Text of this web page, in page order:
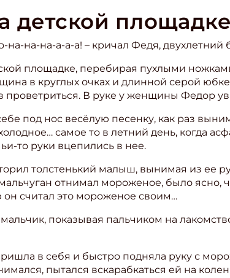
детской площадке
на-на-а-а-а! – кричал Федя,
площадке, перебирая пухлыми
в круглых очках и длинной серой
В руке у женщины Федор
под нос весёлую песенку, как раз
самое то в летний день, когда
то руки вцепились в нее.
толстенький малыш, вынимая из ее
отнимал мороженое, было ясно,
он считал это мороженое своим…
показывая пальчиком на
в себя и быстро подняла руку с
пытался вскарабкаться ей на